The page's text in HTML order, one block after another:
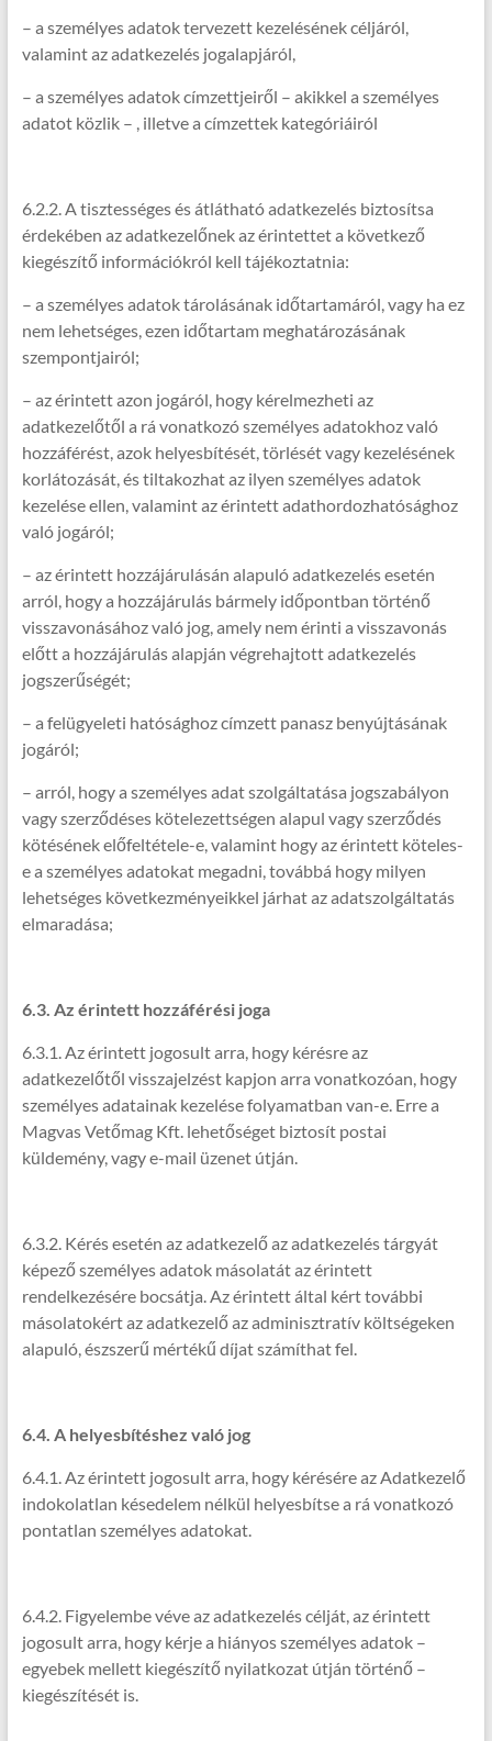
– a személyes adatok tervezett kezelésének céljáról,
valamint az adatkezelés jogalapjáról,
– a személyes adatok címzettjeiről – akikkel a személyes
adatot közlik – , illetve a címzettek kategóriáiról
6.2.2. A tisztességes és átlátható adatkezelés biztosítsa
érdekében az adatkezelőnek az érintettet a következő
kiegészítő információkról kell tájékoztatnia:
– a személyes adatok tárolásának időtartamáról, vagy ha ez
nem lehetséges, ezen időtartam meghatározásának
szempontjairól;
– az érintett azon jogáról, hogy kérelmezheti az
adatkezelőtől a rá vonatkozó személyes adatokhoz való
hozzáférést, azok helyesbítését, törlését vagy kezelésének
korlátozását, és tiltakozhat az ilyen személyes adatok
kezelése ellen, valamint az érintett adathordozhatósághoz
való jogáról;
– az érintett hozzájárulásán alapuló adatkezelés esetén
arról, hogy a hozzájárulás bármely időpontban történő
visszavonásához való jog, amely nem érinti a visszavonás
előtt a hozzájárulás alapján végrehajtott adatkezelés
jogszerűségét;
– a felügyeleti hatósághoz címzett panasz benyújtásának
jogáról;
– arról, hogy a személyes adat szolgáltatása jogszabályon
vagy szerződéses kötelezettségen alapul vagy szerződés
kötésének előfeltétele-e, valamint hogy az érintett köteles-
e a személyes adatokat megadni, továbbá hogy milyen
lehetséges következményeikkel járhat az adatszolgáltatás
elmaradása;
6.3. Az érintett hozzáférési joga
6.3.1. Az érintett jogosult arra, hogy kérésre az
adatkezelőtől visszajelzést kapjon arra vonatkozóan, hogy
személyes adatainak kezelése folyamatban van-e. Erre a
Magvas Vetőmag Kft. lehetőséget biztosít postai
küldemény, vagy e-mail üzenet útján.
6.3.2. Kérés esetén az adatkezelő az adatkezelés tárgyát
képező személyes adatok másolatát az érintett
rendelkezésére bocsátja. Az érintett által kért további
másolatokért az adatkezelő az adminisztratív költségeken
alapuló, észszerű mértékű díjat számíthat fel.
6.4. A helyesbítéshez való jog
6.4.1. Az érintett jogosult arra, hogy kérésére az Adatkezelő
indokolatlan késedelem nélkül helyesbítse a rá vonatkozó
pontatlan személyes adatokat.
6.4.2. Figyelembe véve az adatkezelés célját, az érintett
jogosult arra, hogy kérje a hiányos személyes adatok –
egyebek mellett kiegészítő nyilatkozat útján történő –
kiegészítését is.